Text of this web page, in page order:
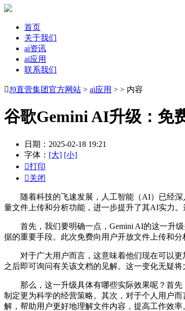
首页
关于我们
ai资讯
ai应用
联系我们
J9直营集团官方网站 > ai应用 > > 内容
谷歌Gemini AI升级：免
日期：2025-02-18 19:21
字体： [大] [小]
打印
关闭
随着科技的飞速发展，人工智能（AI）已经深
量文件上传和分析功能，进一步提升了其AI实力
首先，我们要明确一点，Gemini AI的这一升级
据的重要手段。此次免费向用户开放文件上传和
对于广大用户而言，这意味着他们现在可以更
之后即可询问有关该文档的见解。这一变化无疑
那么，这一升级具体有哪些实际效果呢？首先
制定更为科学的经营策略。其次，对于个人用户
解，帮助用户更好地理解文件内容，提高工作效率